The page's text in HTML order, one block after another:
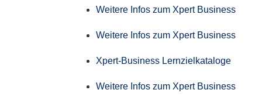
Weitere Infos zum Xpert Business
Weitere Infos zum Xpert Business
Xpert-Business Lernzielkataloge
Weitere Infos zum Xpert Business